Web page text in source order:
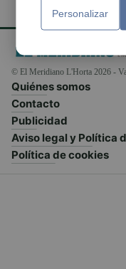
© El Meridiano L'Horta 2026 -
Quiénes somos
Contacto
Publicidad
Aviso legal y Política
Política de cookies
Personalizar